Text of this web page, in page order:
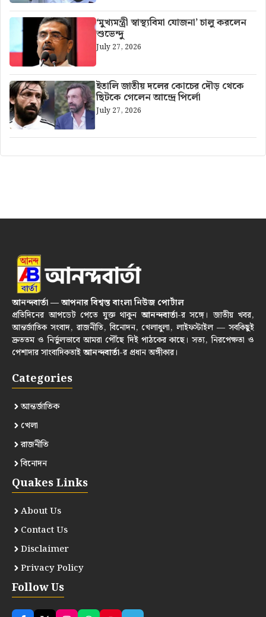
‘মুখ্যমন্ত্রী স্বাস্থ্যবিমা যোজনা’ চালু করলেন
শুভেন্দু
July 27, 2026
ইতালি জাতীয় দলের কোচের দৌড় থেকে
ছিটকে গেলেন আন্দ্রে পির্লো
July 27, 2026
আনন্দবার্তা — আপনার বিশ্বস্ত বাংলা নিউজ পোর্টাল
প্রতিদিনের আপডেট পেতে যুক্ত থাকুনআনন্দবার্তা-র সঙ্গে। জাতীয় খবর,
আন্তর্জাতিক সংবাদ, রাজনীতি, বিনোদন, খেলাধুলা, লাইফস্টাইল — সবকিছুই
দ্রুততম ও নির্ভুলভাবে আমরা পৌঁছে দিই পাঠকের কাছে। সত্য, নিরপেক্ষতা ও
পেশাদার সাংবাদিকতাইআনন্দবার্তা-র প্রধান অঙ্গীকার।
Categories
আন্তর্জাতিক
খেলা
রাজনীতি
বিনোদন
Quakes Links
About Us
Contact Us
Disclaimer
Privacy Policy
Follow Us